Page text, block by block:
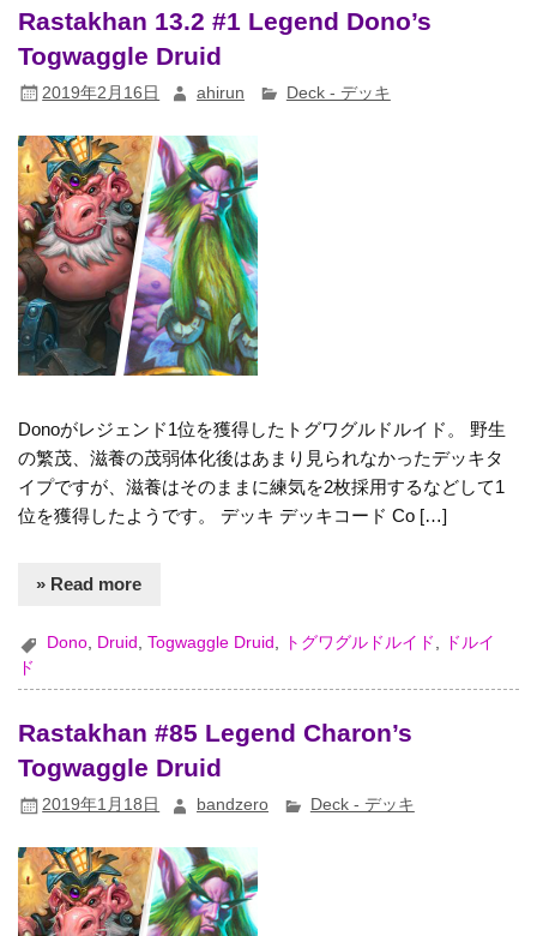
Rastakhan 13.2 #1 Legend Dono’s
Togwaggle Druid
2019年2月16日 ahirun Deck - デッキ
Donoがレジェンド1位を獲得したトグワグルドルイド。 野生
の繁茂、滋養の茂弱体化後はあまり見られなかったデッキタ
イプですが、滋養はそのままに練気を2枚採用するなどして1
位を獲得したようです。 デッキ デッキコード Co […]
» Read more
Dono, Druid ,Togwaggle Druid , トグワグルドルイド ,
ドルイ
ド
Rastakhan #85 Legend Charon’s
Togwaggle Druid
2019年1月18日 bandzero Deck - デッキ